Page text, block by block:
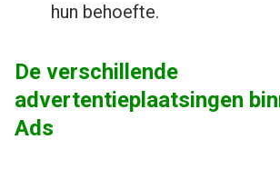
hun behoefte.
De verschillende
advertentieplaatsingen
Ads